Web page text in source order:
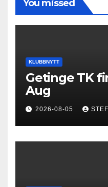
You missed
KLUBBNYTT
Getinge TK
Aug
2026-08-05